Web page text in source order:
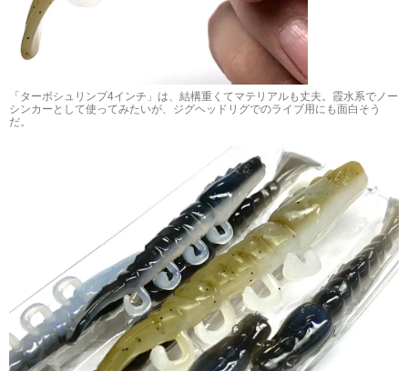
「ターボシュリンプ4インチ」は、結構重くてマテリアルも丈夫。霞水系でノー
シンカーとして使ってみたいが、ジグヘッドリグでのライブ用にも面白そう
だ。